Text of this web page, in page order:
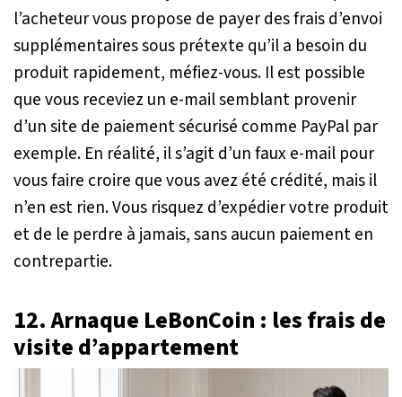
l’acheteur vous propose de payer des frais d’envoi
supplémentaires sous prétexte qu’il a besoin du
produit rapidement, méfiez-vous. Il est possible
que vous receviez un e-mail semblant provenir
d’un site de paiement sécurisé comme PayPal par
exemple. En réalité, il s’agit d’un faux e-mail pour
vous faire croire que vous avez été crédité, mais il
n’en est rien. Vous risquez d’expédier votre produit
et de le perdre à jamais, sans aucun paiement en
contrepartie.
12. Arnaque LeBonCoin : les frais de
visite d’appartement